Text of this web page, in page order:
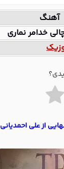
آهنگ
خدامر نماری
از علی احمدیانی